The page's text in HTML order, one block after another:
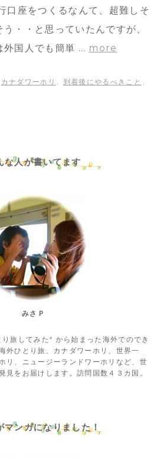
口座をつくるなんて、超難しそ
・・と思っていたんですが、
外国人でも簡単 … more
カナダワーホリ 到着後にやるべきこと
な人が書いてます
みさＰ
旅してみた" から始まった海外でのでき
外ひとり旅、カナダワーホリ、世界一
リ、ニュージーランドワーホリなど、世
見をお届けします。訪問国数４３カ国。
マンガになりました！